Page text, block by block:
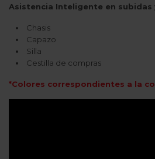
Asistencia Inteligente en subidas
Chasis
Capazo
Silla
Cestilla de compras
*Colores correspondientes a la